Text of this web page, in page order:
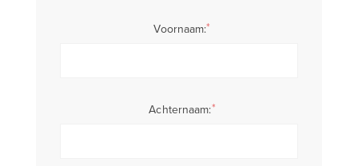
Voornaam:*
Achternaam:*